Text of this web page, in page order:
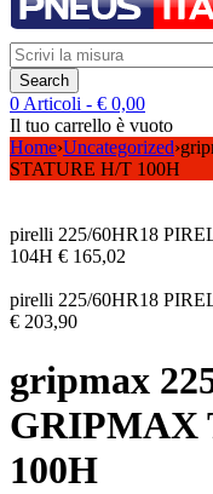
0 Articoli - € 0,00
Il tuo carrello è vuoto
Home›Uncategorized›
STATURE H/T 100H
pirelli 225/60HR18
104H € 165,02
pirelli 225/60HR18
€ 203,90
gripmax
GRIPMAX
100H